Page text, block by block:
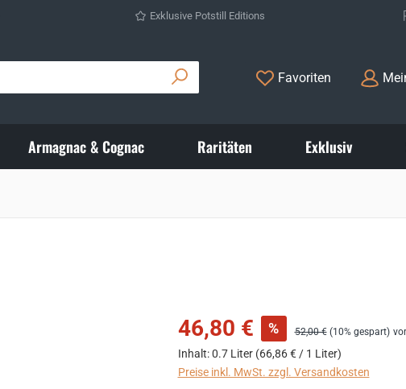
Exklusive Potstill Editions
Favoriten Du hast 0
Armagnac & Cognac Raritäten Exklusiv
Verkaufspreis:
46,80 € % Regulärer Preis:
52,00 € (10% gespart)
Inhalt:0.7 Liter (66,86 € / 1 Liter)
Preise inkl. MwSt. zzgl. Versandkosten